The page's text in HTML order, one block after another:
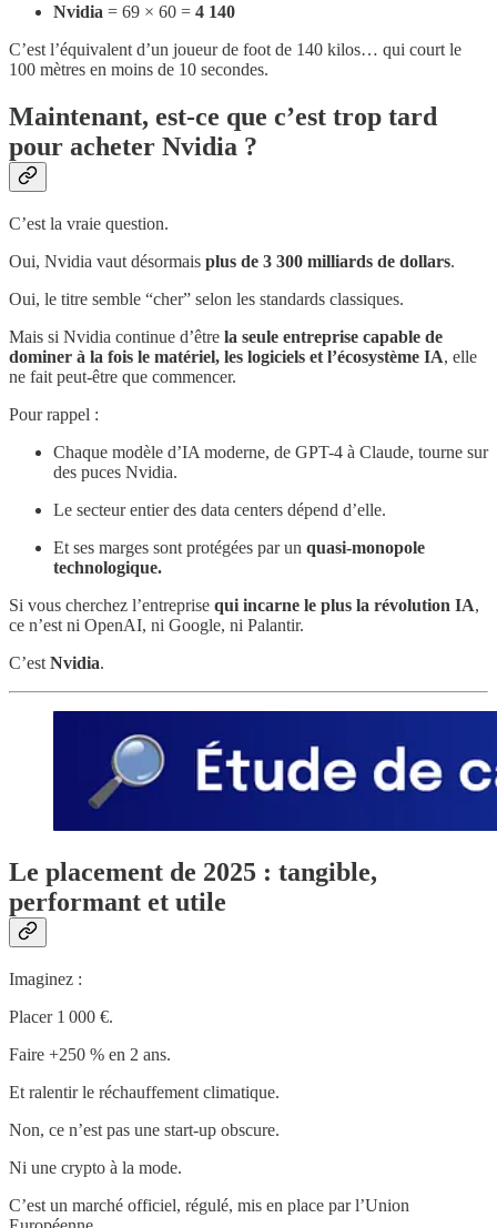
Nvidia = 69 × 60 = 4 140
C’est l’équivalent d’un joueur de foot de 140 kilos… qui court le
100 mètres en moins de 10 secondes.
Maintenant, est-ce que c’est trop tard
pour acheter Nvidia ?
C’est la vraie question.
Oui, Nvidia vaut désormais plus de 3 300 milliards de dollars.
Oui, le titre semble “cher” selon les standards classiques.
Mais si Nvidia continue d’être la seule entreprise capable de
dominer à la fois le matériel, les logiciels et l’écosystème IA, elle
ne fait peut-être que commencer.
Pour rappel :
Chaque modèle d’IA moderne, de GPT-4 à Claude, tourne sur
des puces Nvidia.
Le secteur entier des data centers dépend d’elle.
Et ses marges sont protégées par un quasi-monopole
technologique.
Si vous cherchez l’entreprise qui incarne le plus la révolution IA,
ce n’est ni OpenAI, ni Google, ni Palantir.
C’est Nvidia.
Le placement de 2025 : tangible,
performant et utile
Imaginez :
Placer 1 000 €.
Faire +250 % en 2 ans.
Et ralentir le réchauffement climatique.
Non, ce n’est pas une start-up obscure.
Ni une crypto à la mode.
C’est un marché officiel, régulé, mis en place par l’Union